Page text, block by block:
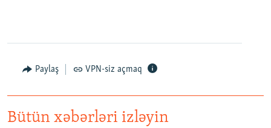
Paylaş VPN-siz açmaq
Bütün xəbərləri izləyin